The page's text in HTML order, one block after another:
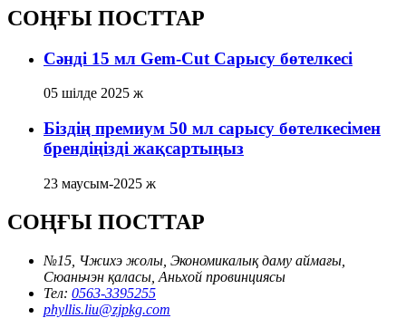
СОҢҒЫ ПОСТТАР
Сәнді 15 мл Gem-Cut Сарысу бөтелкесі
05 шілде 2025 ж
Біздің премиум 50 мл сарысу бөтелкесімен
брендіңізді жақсартыңыз
23 маусым-2025 ж
СОҢҒЫ ПОСТТАР
№15, Чжихэ жолы, Экономикалық даму аймағы,
Сюаньчэн қаласы, Аньхой провинциясы
Тел: 0563-3395255
phyllis.liu@zjpkg.com